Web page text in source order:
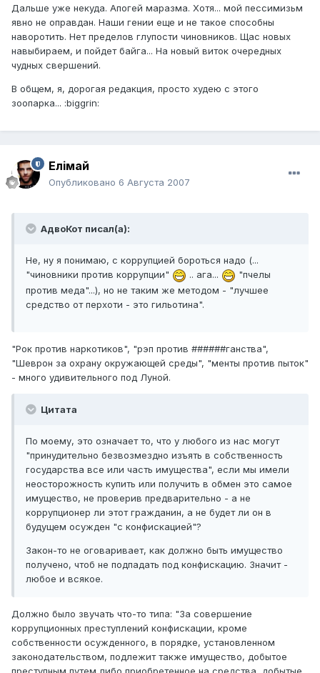
Дальше уже некуда. Апогей маразма. Хотя... мой пессимизьм
явно не оправдан. Наши гении еще и не такое способны
наворотить. Нет пределов глупости чиновников. Щас новых
навыбираем, и пойдет байга... На новый виток очередных
чудных свершений.
В общем, я, дорогая редакция, просто худею с этого
зоопарка... :biggrin:
Елiмай
Опубликовано 6 Августа 2007
АдвоКот писал(а):
Не, ну я понимаю, с коррупцией бороться надо (...
"чиновники против коррупции"
.. ага...
"пчелы
против меда"...), но не таким же методом - "лучшее
средство от перхоти - это гильотина".
"Рок против наркотиков", "рэп против ######ганства",
"Шеврон за охрану окружающей среды", "менты против пыток"
- много удивительного под Луной.
Цитата
По моему, это означает то, что у любого из нас могут
"принудительно безвозмездно изъять в собственность
государства все или часть имущества", если мы имели
неосторожность купить или получить в обмен это самое
имущество, не проверив предварительно - а не
коррупционер ли этот гражданин, а не будет ли он в
будущем осужден "с конфискацией"?
Закон-то не оговаривает, как должно быть имущество
получено, чтоб не подпадать под конфискацию. Значит -
любое и всякое.
Должно было звучать что-то типа: "За совершение
коррупционных преступлений конфискации, кроме
собственности осужденного, в порядке, установленном
законодательством, подлежит также имущество, добытое